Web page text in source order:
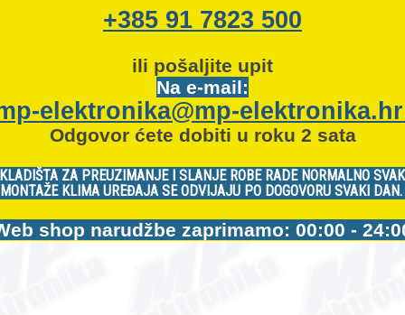
+385 91 7823 500
ili pošaljite upit
Na e-mail:
elektronika@mp-
Odgovor ćete dobiti u roku 2 sata
ZA PREUZIMANJE I SLANJE ROBE RADE NORMALNO
MONTAŽE KLIMA UREĐAJA SE ODVIJAJU PO DOGOVORU SVAKI DAN.
shop narudžbe zaprimamo: 00:00 -